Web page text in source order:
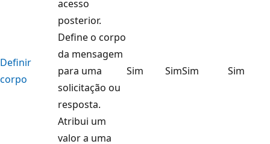
acesso
posterior.
Definir
corpo
Define o corpo
da mensagem
para uma
solicitação ou
resposta.
Sim SimSim Sim
Atribui um
valor a uma